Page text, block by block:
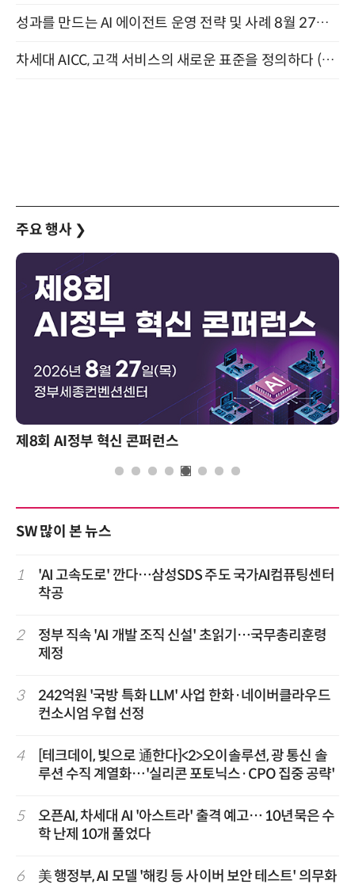
성과를 만드는 AI 에이전트 운영 전략 및 사례 8월 27일 개최
차세대 AICC, 고객 서비스의 새로운 표준을 정의하다 (9/9)
주요 행사 ❯
제8회 AI정부 혁신 콘퍼런스
SW 많이 본 뉴스
1
'AI 고속도로' 깐다…삼성SDS 주도 국가AI컴퓨팅센터
착공
2
정부 직속 'AI 개발 조직 신설' 초읽기…국무총리훈령
제정
3
242억원 '국방 특화 LLM' 사업 한화·네이버클라우드
컨소시엄 우협 선정
4
[테크데이, 빛으로 通한다]<2>오이솔루션, 광 통신 솔
루션 수직 계열화…'실리콘 포토닉스·CPO 집중 공략'
5
오픈AI, 차세대 AI '아스트라' 출격 예고… 10년묵은 수
학 난제 10개 풀었다
6 美 행정부, AI 모델 '해킹 등 사이버 보안 테스트' 의무화